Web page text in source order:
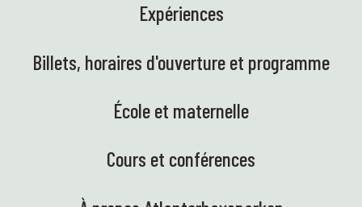
Expériences
Billets, horaires d'ouverture et programme
École et maternelle
Cours et conférences